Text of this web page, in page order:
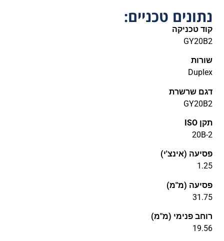
נתונים טכניים:
קוד טכניקה
GY20B2
שורות
Duplex
דגם שרשרת
GY20B2
תקן ISO
20B-2
פסיעה (אינצ'י)
1.25
פסיעה (מ"מ)
31.75
רוחב פנימי (מ"מ)
19.56